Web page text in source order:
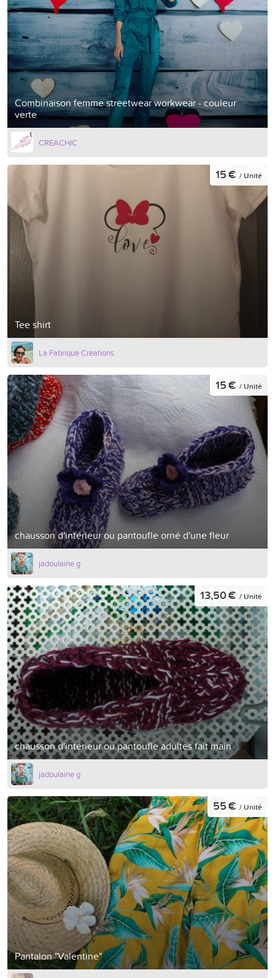
Combinaison femme streetwear workwear - couleur
verte
CREACHIC
Tee shirt
15 € / Unité
La Fabrique Creations
chausson d'intérieur ou pantoufle orné d'une fleur
15 € / Unité
jadoulaine g
chausson d'intérieur ou pantoufle adultes fait main
13,50 € / Unité
jadoulaine g
Pantalon "Valentine"
55 € / Unité